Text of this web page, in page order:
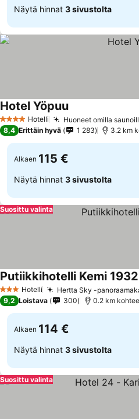
Näytä hinnat 3 sivustolta
4 Tähtiluokitus
Hotelli Huoneet omilla
Hotel Yöpuu
8,4 Erittäin hyvä 1 283 3.2 km
Alkaen 115 €
Näytä hinnat 3 sivustolta
Suosittu valinta
3 Tähtiluokitus
Hotelli Hertta Sky -
Putiikkihotelli Kemi 1932
9,2 Loistava 300 0.2 km
Alkaen 114 €
Näytä hinnat 3 sivustolta
Suosittu valinta